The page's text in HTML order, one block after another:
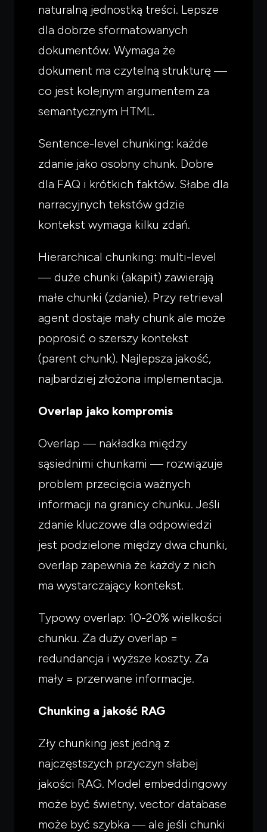
naturalną jednostką treści. Lepsze
dla dobrze sformatowanych
dokumentów. Wymaga że
dokument ma czytelną strukturę —
co jest kolejnym argumentem za
semantycznym HTML.
Sentence-level chunking: każde
zdanie jako osobny chunk. Dobre
dla FAQ i krótkich faktów. Słabe dla
narracyjnych tekstów gdzie
kontekst wymaga kilku zdań.
Hierarchical chunking: multi-level
— duże chunki (akapit) zawierają
małe chunki (zdanie). Przy retrieval
agent dostaje mały chunk ale może
poprosić o szerszy kontekst
(parent chunk). Najlepsza jakość,
najbardziej złożona implementacja.
Overlap jako kompromis
Overlap — nakładka między
sąsiednimi chunkami — rozwiązuje
problem przecięcia ważnych
informacji na granicy chunku. Jeśli
zdanie kluczowe dla odpowiedzi
jest podzielone między dwa chunki,
overlap zapewnia że każdy z nich
ma wystarczający kontekst.
Typowy overlap: 10-20% wielkości
chunku. Za duży overlap =
redundancja i wyższe koszty. Za
mały = przerwane informacje.
Chunking a jakość RAG
Zły chunking jest jedną z
najczęstszych przyczyn słabej
jakości RAG. Model embeddingowy
może być świetny, vector database
może być szybka — ale jeśli chunki